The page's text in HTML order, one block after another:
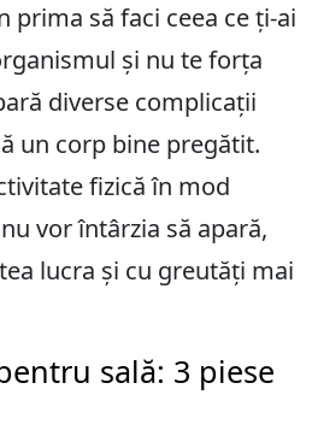
prima să faci ceea ce ți-ai
și nu te forța
diverse complicații
un corp bine pregătit.
fizică în mod
vor întârzia să apară,
lucra și cu greutăți mai
sală: 3 piese